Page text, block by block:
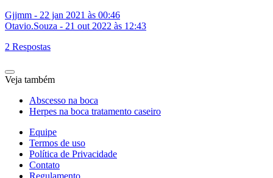
Gjjmm - 22 jan 2021 às 00:46
Otavio.Souza - 21 out 2022 às 12:43
2 Respostas
Veja também
Abscesso na boca
Herpes na boca tratamento caseiro
Equipe
Termos de uso
Política de Privacidade
Contato
Regulamento